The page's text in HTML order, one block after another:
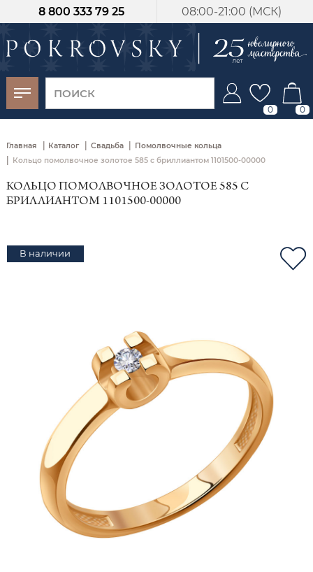
08:00-21:00 (МСК)
8 800 333 79 25
0 0
Главная | Каталог | Свадьба | Помолвочные кольца
| Кольцо помолвочное золотое 585 с бриллиантом 1101500-00000
КОЛЬЦО ПОМОЛВОЧНОЕ ЗОЛОТОЕ 585 С
БРИЛЛИАНТОМ 1101500-00000
В наличии
-30%
от 15 дней с
момента оплаты